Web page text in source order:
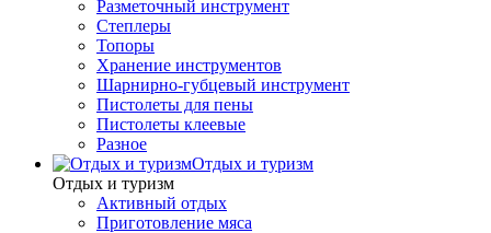
Разметочный инструмент
Степлеры
Топоры
Хранение инструментов
Шарнирно-губцевый инструмент
Пистолеты для пены
Пистолеты клеевые
Разное
Отдых и туризм
Отдых и туризм
Активный отдых
Приготовление мяса